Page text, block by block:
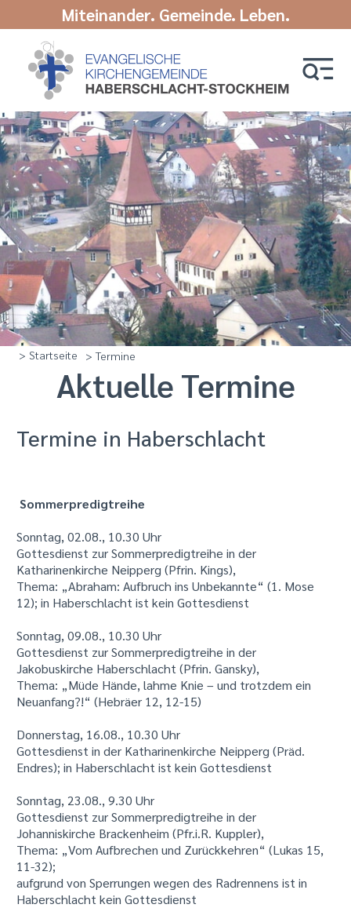
Miteinander. Gemeinde. Leben.
> Startseite > Termine
Aktuelle Termine
Termine in Haberschlacht
Sommerpredigtreihe
Sonntag, 02.08., 10.30 Uhr
Gottesdienst zur Sommerpredigtreihe in der
Katharinenkirche Neipperg (Pfrin. Kings),
Thema: „Abraham: Aufbruch ins Unbekannte“ (1. Mose
12); in Haberschlacht ist kein Gottesdienst
Sonntag, 09.08., 10.30 Uhr
Gottesdienst zur Sommerpredigtreihe in der
Jakobuskirche Haberschlacht (Pfrin. Gansky),
Thema: „Müde Hände, lahme Knie – und trotzdem ein
Neuanfang?!“ (Hebräer 12, 12-15)
Donnerstag, 16.08., 10.30 Uhr
Gottesdienst in der Katharinenkirche Neipperg (Präd.
Endres); in Haberschlacht ist kein Gottesdienst
Sonntag, 23.08., 9.30 Uhr
Gottesdienst zur Sommerpredigtreihe in der
Johanniskirche Brackenheim (Pfr.i.R. Kuppler),
Thema: „Vom Aufbrechen und Zurückkehren“ (Lukas 15,
11-32);
aufgrund von Sperrungen wegen des Radrennens ist in
Haberschlacht kein Gottesdienst